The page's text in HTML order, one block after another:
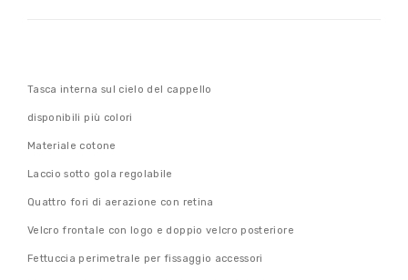
Tasca interna sul cielo del cappello
disponibili più colori
Materiale cotone
Laccio sotto gola regolabile
Quattro fori di aerazione con retina
Velcro frontale con logo e doppio velcro posteriore
Fettuccia perimetrale per fissaggio accessori